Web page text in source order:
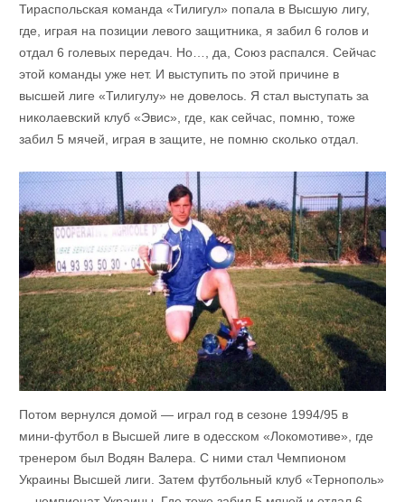
Тираспольская команда «Тилигул» попала в Высшую лигу,
где, играя на позиции левого защитника, я забил 6 голов и
отдал 6 голевых передач. Но…, да, Союз распался. Сейчас
этой команды уже нет. И выступить по этой причине в
высшей лиге «Тилигулу» не довелось. Я стал выступать за
николаевский клуб «Эвис», где, как сейчас, помню, тоже
забил 5 мячей, играя в защите, не помню сколько отдал.
Потом вернулся домой — играл год в сезоне 1994/95 в
мини-футбол в Высшей лиге в одесском «Локомотиве», где
тренером был Водян Валера. С ними стал Чемпионом
Украины Высшей лиги. Затем футбольный клуб «Тернополь»